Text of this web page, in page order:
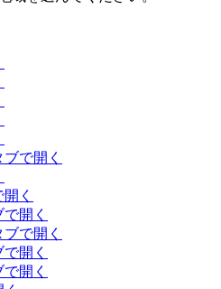
で開く
く
開く
で開く
開く
開く